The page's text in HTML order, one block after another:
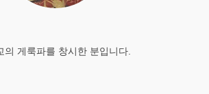
의 게룩파를 창시한 분입니다.